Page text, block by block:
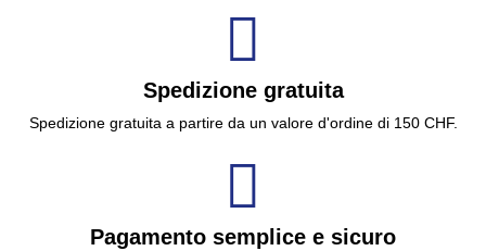
Spedizione gratuita
Spedizione gratuita a partire da un valore d'ordine di 150 CHF.
Pagamento semplice e sicuro